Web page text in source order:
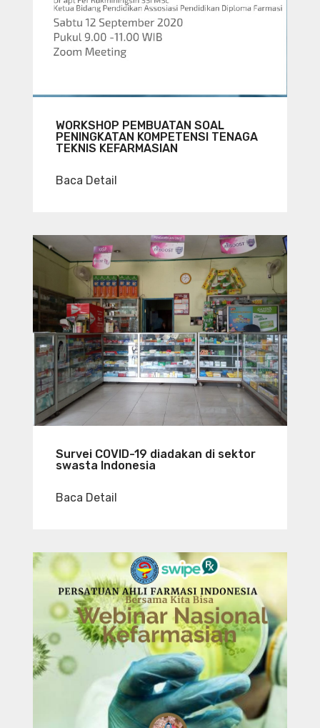
WORKSHOP PEMBUATAN SOAL
PENINGKATAN KOMPETENSI TENAGA
TEKNIS KEFARMASIAN
Baca Detail
Survei COVID-19 diadakan di sektor
swasta Indonesia
Baca Detail